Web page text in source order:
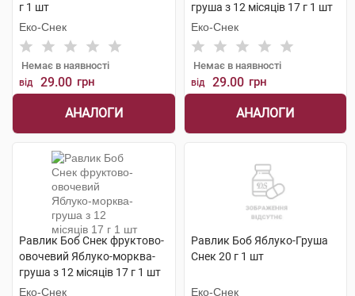
г 1 шт
Еко-Снек
Немає в наявності
від 29.00 грн
АНАЛОГИ
груша з 12 місяців 17 г 1 шт
Еко-Снек
Немає в наявності
від 29.00 грн
АНАЛОГИ
Равлик Боб Снек фруктово-
овочевий Яблуко-морква-
груша з 12 місяців 17 г 1 шт
Еко-Снек
Равлик Боб Яблуко-Груша
Снек 20 г 1 шт
Еко-Снек